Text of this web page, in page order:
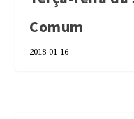
Comum
2018-01-16